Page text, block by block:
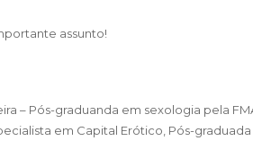
assunto!
– Pós-graduanda em sexologia pela
em Capital Erótico, Pós-